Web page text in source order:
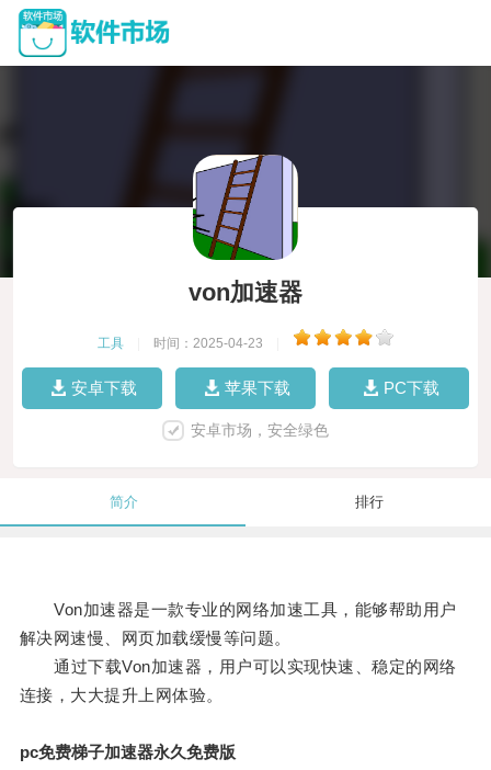
von加速器
工具 时间：2025-04-23
安卓下载 苹果下载 PC下载
安卓市场，安全绿色
简介 排行
Von加速器是一款专业的网络加速工具，能够帮助用户
解决网速慢、网页加载缓慢等问题。
通过下载Von加速器，用户可以实现快速、稳定的网络
连接，大大提升上网体验。
pc免费梯子加速器永久免费版